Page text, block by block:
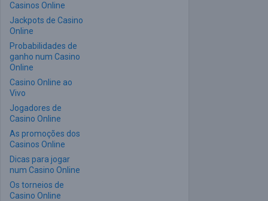
Casinos Online
Jackpots de Casino
Online
Probabilidades de
ganho num Casino
Online
Casino Online ao
Vivo
Jogadores de
Casino Online
As promoções dos
Casinos Online
Dicas para jogar
num Casino Online
Os torneios de
Casino Online